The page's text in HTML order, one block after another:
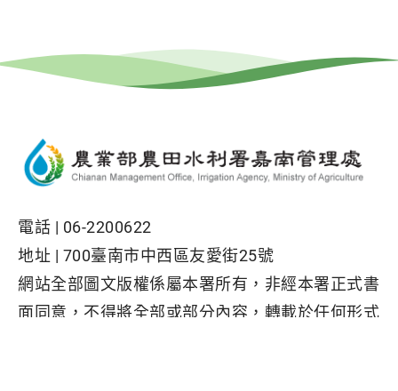
電話 | 06-2200622
地址 | 700臺南市中西區友愛街25號
網站全部圖文版權係屬本署所有，非經本署正式書
面同意，不得將全部或部分內容，轉載於任何形式